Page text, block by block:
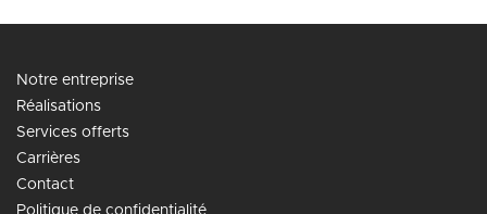
Notre entreprise
Réalisations
Services offerts
Carrières
Contact
Politique de confidentialité